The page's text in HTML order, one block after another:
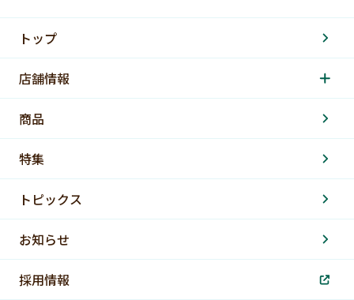
トップ
店舗情報
商品
特集
トピックス
お知らせ
採用情報